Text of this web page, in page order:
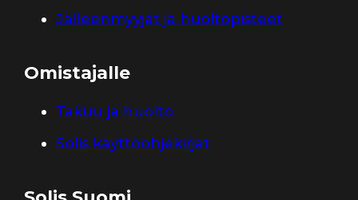
Jälleenmyyjät ja huoltopisteet
Omistajalle
Takuu ja huolto
Solis käyttöohjekirjat